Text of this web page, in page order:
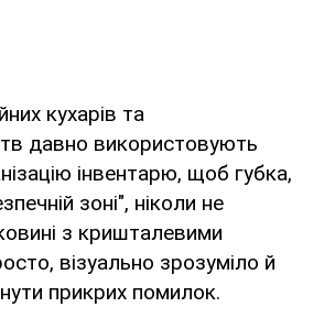
кухарів та
давно використовують
інвентарю, щоб губка,
зоні", ніколи не
з кришталевими
візуально зрозуміло й
прикрих помилок.